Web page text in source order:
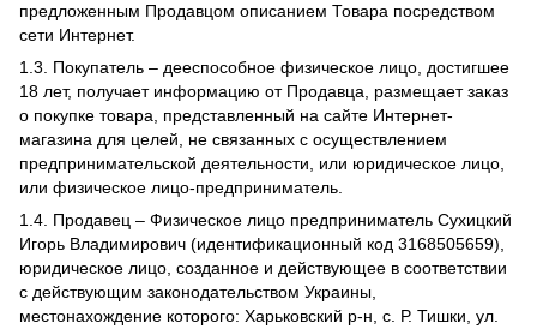
предложенным Продавцом описанием Товара посредством
сети Интернет.
1.3. Покупатель – дееспособное физическое лицо, достигшее
18 лет, получает информацию от Продавца, размещает заказ
о покупке товара, представленный на сайте Интернет-
магазина для целей, не связанных с осуществлением
предпринимательской деятельности, или юридическое лицо,
или физическое лицо-предприниматель.
1.4. Продавец – Физическое лицо предприниматель Сухицкий
Игорь Владимирович (идентификационный код 3168505659),
юридическое лицо, созданное и действующее в соответствии
с действующим законодательством Украины,
местонахождение которого: Харьковский р-н, с. Р. Тишки, ул.